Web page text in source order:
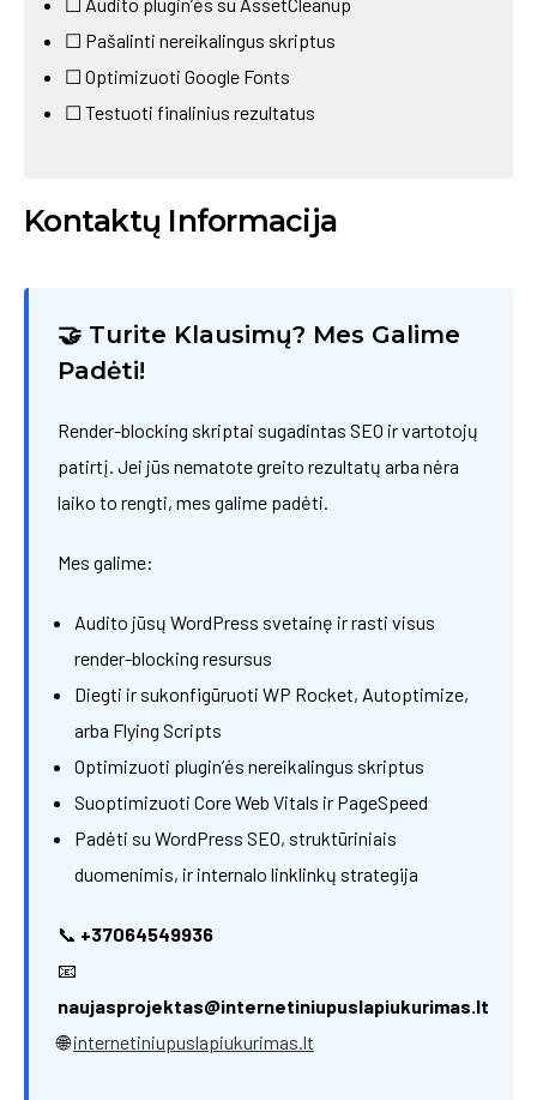
☐ Pašalinti nereikalingus skriptus
☐ Optimizuoti Google Fonts
☐ Testuoti finalinius rezultatus
Kontaktų Informacija
🤝 Turite Klausimų? Mes Galime
Padėti!
Render-blocking skriptai sugadintas SEO ir vartotojų
patirtį. Jei jūs nematote greito rezultatų arba nėra
laiko to rengti, mes galime padėti.
Mes galime:
Audito jūsų WordPress svetainę ir rasti visus
render-blocking resursus
Diegti ir sukonfigūruoti WP Rocket, Autoptimize,
arba Flying Scripts
Optimizuoti plugin’ės nereikalingus skriptus
Suoptimizuoti Core Web Vitals ir PageSpeed
Padėti su WordPress SEO, struktūriniais
duomenimis, ir internalo linklinkų strategija
📞 +37064549936
📧
naujasprojektas@internetiniupuslapiukurimas.lt
🌐internetiniupuslapiukurimas.lt